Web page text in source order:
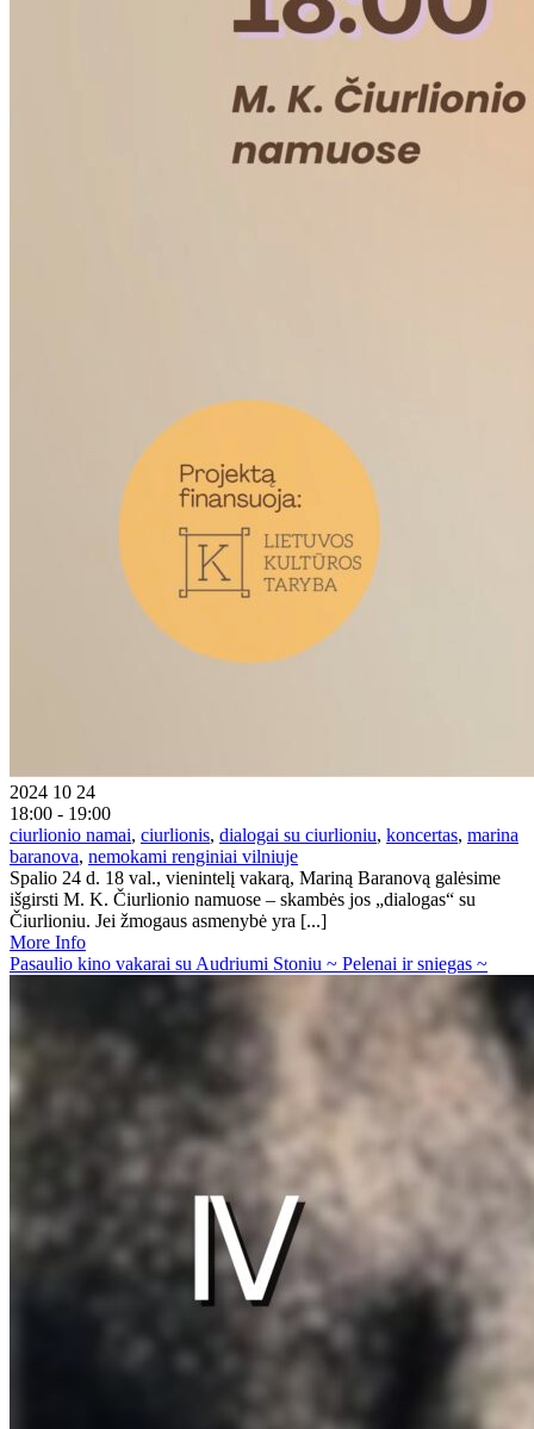
2024 10 24
18:00 - 19:00
ciurlionio namai, ciurlionis, dialogai su ciurlioniu, koncertas, marina
baranova, nemokami renginiai vilniuje
Spalio 24 d. 18 val., vienintelį vakarą, Mariną Baranovą galėsime
išgirsti M. K. Čiurlionio namuose – skambės jos „dialogas“ su
Čiurlioniu. Jei žmogaus asmenybė yra [...]
More Info
Pasaulio kino vakarai su Audriumi Stoniu ~ Pelenai ir sniegas ~